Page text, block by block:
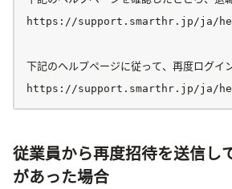
https://support.smarthr.jp/ja/
下記のヘルプページに従って、再度ログイ
従業員から再度招待を送信し
があった場合